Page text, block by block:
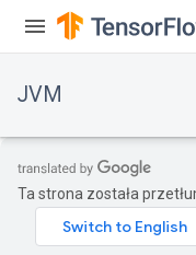
JVM
Ta strona została